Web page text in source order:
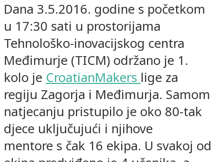
Dana 3.5.2016. godine s početkom
u 17:30 sati u prostorijama
Tehnološko-inovacijskog centra
Međimurje (TICM) održano je 1.
kolo je CroatianMakers lige za
regiju Zagorja i Međimurja. Samom
natjecanju pristupilo je oko 80-tak
djece uključujući i njihove
mentore s čak 16 ekipa. U svakoj od